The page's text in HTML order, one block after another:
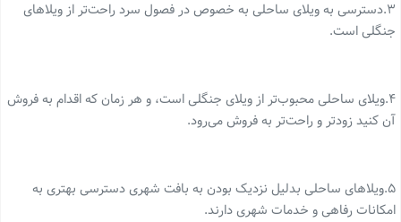
۳.دسترسی به ویلای ساحلی به خصوص در فصول سرد راحت‌تر از ویلاهای
جنگلی است.
۴.ویلای ساحلی محبوب‌تر از ویلای جنگلی است، و هر زمان که اقدام به فروش
آن کنید زودتر و راحت‌تر به فروش می‌رود.
۵.ویلاهای ساحلی بدلیل نزدیک بودن به بافت شهری دسترسی بهتری به
امکانات رفاهی و خدمات شهری دارند.